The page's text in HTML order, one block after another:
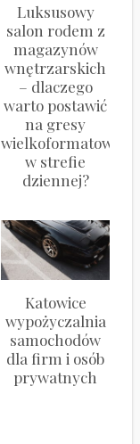
Luksusowy
salon rodem z
magazynów
wnętrzarskich
– dlaczego
warto postawić
na gresy
wielkoformatowe
w strefie
dziennej?
Katowice
wypożyczalnia
samochodów
dla firm i osób
prywatnych